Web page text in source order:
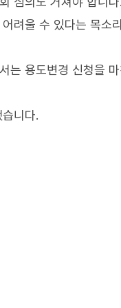
려울 수 있다는 목소
는 용도변경 신청을 마
니다.